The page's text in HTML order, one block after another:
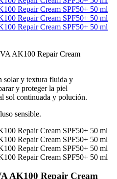
solar y textura fluida y
y proteger la piel
sol continuada y polución.
sensible.
AK100 Repair Cream